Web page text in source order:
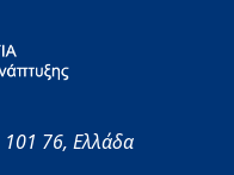
101 76, Ελλάδα